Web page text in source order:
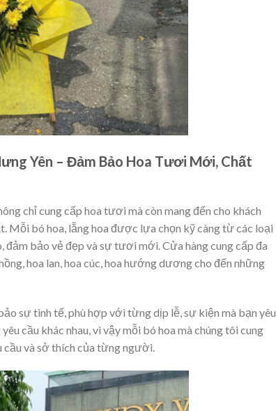
Yên – Đảm Bảo Hoa Tươi Mới, Chất
chỉ cung cấp hoa tươi mà còn mang đến cho khách
Mỗi bó hoa, lẵng hoa được lựa chọn kỹ càng từ các loại
bảo vẻ đẹp và sự tươi mới. Cửa hàng cung cấp đa
hoa lan, hoa cúc, hoa hướng dương cho đến những
sự tinh tế, phù hợp với từng dịp lễ, sự kiện mà bạn yêu
cầu khác nhau, vì vậy mỗi bó hoa mà chúng tôi cung
và sở thích của từng người.